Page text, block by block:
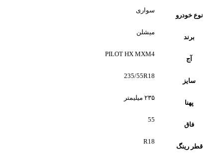
نوع خودرو
سواری
برند
میشلن
آج
PILOT HX MXM4
سایز
235/55R18
پهنا
۲۳۵ میلیمتر
فاق
55
قطر رینگ
R18